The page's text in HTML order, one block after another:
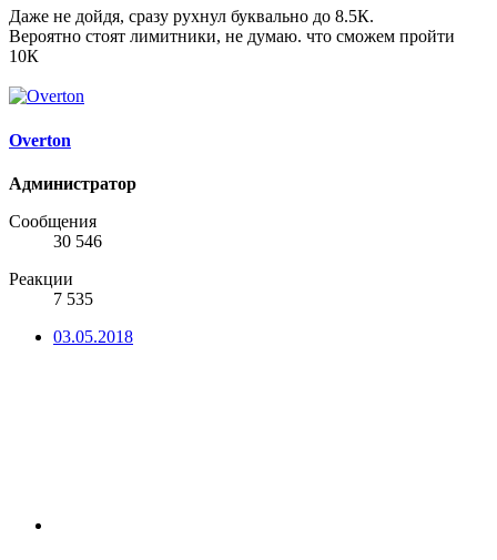
Даже не дойдя, сразу рухнул буквально до 8.5К.
Вероятно стоят лимитники, не думаю. что сможем пройти
10К
Overton
Администратор
Сообщения
30 546
Реакции
7 535
03.05.2018